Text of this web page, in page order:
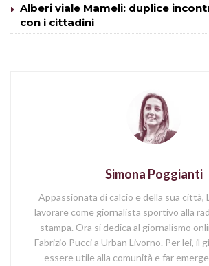
Alberi viale Mameli: duplice
con i cittadini
Simona Poggianti
Appassionata di calcio e della sua città,
lavorare come giornalista sportivo alla
stampa. Ora si dedica al giornalismo
Fabrizio Pucci a Urban Livorno. Per lei, il
essere utile alla comunità e far